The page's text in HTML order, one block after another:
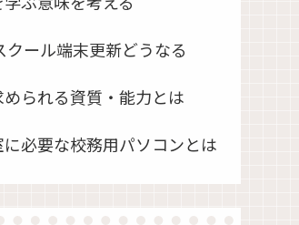
クール端末更新どうなる
められる資質・能力とは
必要な校務用パソコンとは